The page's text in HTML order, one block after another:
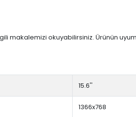
makalemizi okuyabilirsiniz. Ürünün
15.6''
1366x768